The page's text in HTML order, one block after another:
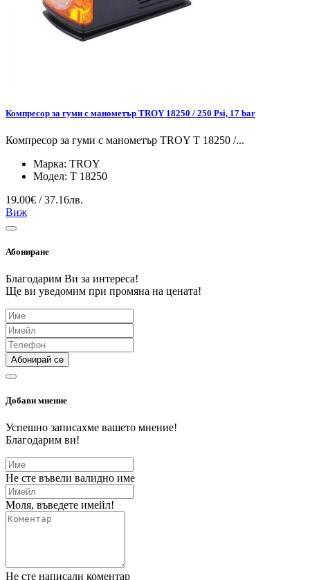
Компресор за гуми с манометър TROY 18250 / 250 Psi, 17 bar
Компресор за гуми с манометър TROY T 18250 /...
Марка: TROY
Модел: T 18250
19.00€ / 37.16лв.
Виж
Абониране
Благодарим Ви за интереса!
Ще ви уведомим при промяна на цената!
Абонирай се
Добави мнение
Успешно записахме вашето мнение!
Благодарим ви!
Не сте въвели валидно име
Моля, въведете имейл!
Не сте написали коментар